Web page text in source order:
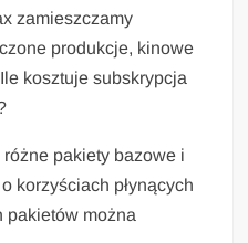
zamieszczamy
produkcje, kinowe
kosztuje subskrypcja
pakiety bazowe i
korzyściach płynących
pakietów można